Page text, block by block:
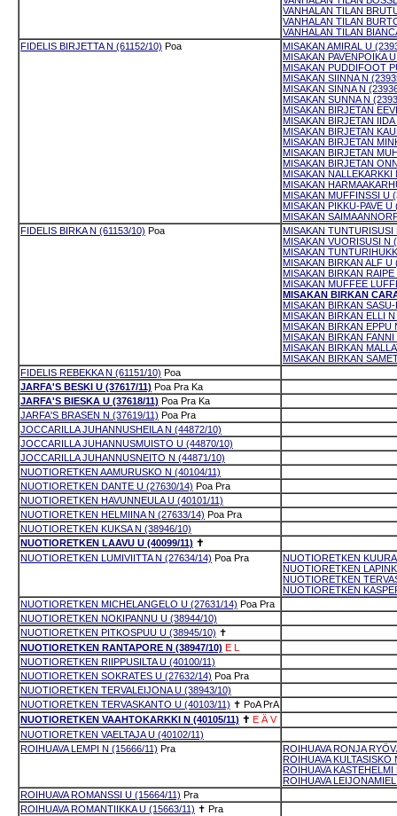
VANHALAN TILAN
VANHALAN TILAN
VANHALAN TILAN
FIDELIS BIRJETTA N (61152/10) Poa
MISAKAN AMIRAL U
MISAKAN PAVENPOIKA
MISAKAN PUDDIFOOT
MISAKAN SIINNA N
MISAKAN SINNA N
MISAKAN SUNNA N
MISAKAN BIRJETAN
MISAKAN BIRJETAN
MISAKAN BIRJETAN
MISAKAN BIRJETAN
MISAKAN BIRJETAN
MISAKAN BIRJETAN
MISAKAN NALLEKARKKI
MISAKAN
MISAKAN MUFFINSSI U
MISAKAN PIKKU-PAVE U
MISAKAN
FIDELIS BIRKA N (61153/10) Poa
MISAKAN TUNTURISUSI
MISAKAN VUORISUSI N
MISAKAN
MISAKAN BIRKAN ALF U
MISAKAN BIRKAN
MISAKAN MUFFEE
MISAKAN BIRKAN
MISAKAN BIRKAN
MISAKAN BIRKAN ELLI
MISAKAN BIRKAN EPPU
MISAKAN BIRKAN
MISAKAN BIRKAN
MISAKAN BIRKAN
FIDELIS REBEKKA N (61151/10) Poa
JARFA'S BESKI U (37617/11) Poa Pra Ka
JARFA'S BIESKA U (37618/11) Poa Pra Ka
JARFA'S BRASEN N (37619/11) Poa Pra
JOCCARILLA JUHANNUSHEILA N (44872/10)
JOCCARILLA JUHANNUSMUISTO U (44870/10)
JOCCARILLA JUHANNUSNEITO N (44871/10)
NUOTIORETKEN AAMURUSKO N (40104/11)
NUOTIORETKEN DANTE U (27630/14) Poa Pra
NUOTIORETKEN HAVUNNEULA U (40101/11)
NUOTIORETKEN HELMIINA N (27633/14) Poa Pra
NUOTIORETKEN KUKSA N (38946/10)
NUOTIORETKEN LAAVU U (40099/11) ✝
NUOTIORETKEN LUMIVIITTA N (27634/14) Poa Pra
NUOTIORETKEN
NUOTIORETKEN
NUOTIORETKEN
NUOTIORETKEN
NUOTIORETKEN MICHELANGELO U (27631/14) Poa Pra
NUOTIORETKEN NOKIPANNU U (38944/10)
NUOTIORETKEN PITKOSPUU U (38945/10) ✝
NUOTIORETKEN RANTAPORE N (38947/10) E L
NUOTIORETKEN RIIPPUSILTA U (40100/11)
NUOTIORETKEN SOKRATES U (27632/14) Poa Pra
NUOTIORETKEN TERVALEIJONA U (38943/10)
NUOTIORETKEN TERVASKANTO U (40103/11) ✝ PoA PrA
NUOTIORETKEN VAAHTOKARKKI N (40105/11) ✝ E Ä V
NUOTIORETKEN VAELTAJA U (40102/11)
ROIHUAVA LEMPI N (15666/11) Pra
ROIHUAVA RONJA
ROIHUAVA KULTASISKO
ROIHUAVA
ROIHUAVA
ROIHUAVA ROMANSSI U (15664/11) Pra
ROIHUAVA ROMANTIIKKA U (15663/11) ✝ Pra